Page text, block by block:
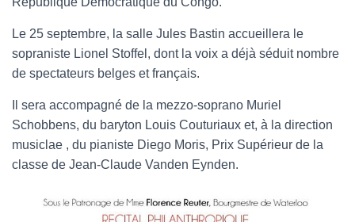
Le 25 septembre, la salle Jules Bastin accueillera le
sopraniste Lionel Stoffel, dont la voix a déjà séduit nombre
de spectateurs belges et français.
Il sera accompagné de la mezzo-soprano Muriel
Schobbens, du baryton Louis Couturiaux et, à la direction
musiclae , du pianiste Diego Moris, Prix Supérieur de la
classe de Jean-Claude Vanden Eynden.